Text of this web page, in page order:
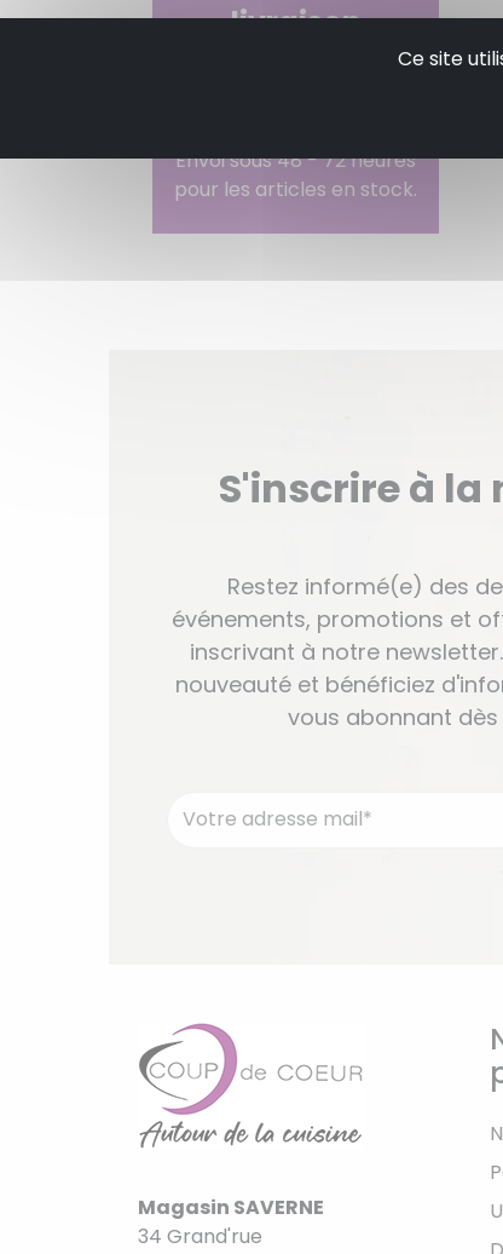
livraison
gratuite à partir
Envoi sous 48 - 72 heures
pour les articles en stock.
S'inscrire à la
Restez informé(e) des
événements, promotions et
inscrivant à notre
nouveauté et bénéficiez
vous abonnant
Magasin SAVERNE
34 Grand'rue
Ce site